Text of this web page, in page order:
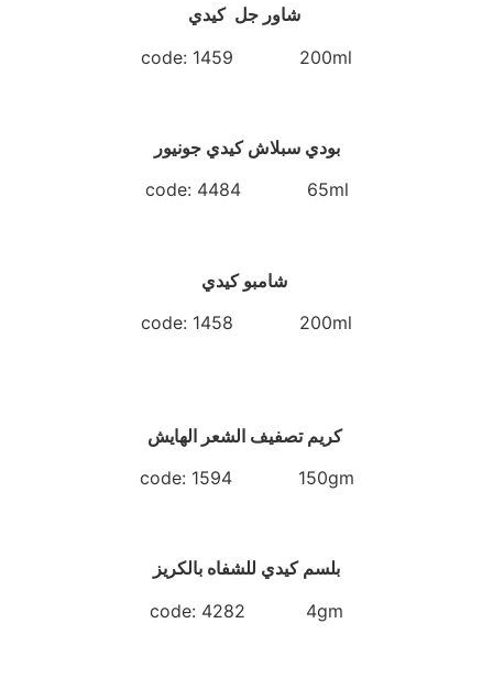
code: 1459 200ml
بودي سبلاش كيدي جونيور
code: 4484 65ml
code: 1458 200ml
كريم تصفيف الشعر الهايش
code: 1594 150gm
بلسم كيدي للشفاه بالكريز
code: 4282 4gm